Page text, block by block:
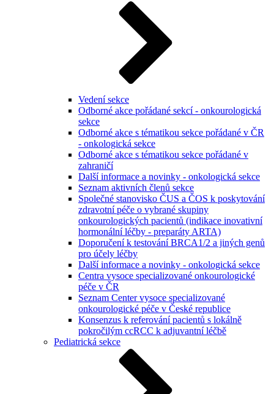
Vedení sekce
Odborné akce pořádané sekcí - onkourologická
sekce
Odborné akce s tématikou sekce pořádané v ČR
- onkologická sekce
Odborné akce s tématikou sekce pořádané v
zahraničí
Další informace a novinky - onkologická sekce
Seznam aktivních členů sekce
Společné stanovisko ČUS a ČOS k poskytování
zdravotní péče o vybrané skupiny
onkourologických pacientů (indikace inovativní
hormonální léčby - preparáty ARTA)
Doporučení k testování BRCA1/2 a jiných genů
pro účely léčby
Další informace a novinky - onkologická sekce
Centra vysoce specializované onkourologické
péče v ČR
Seznam Center vysoce specializované
onkourologické péče v České republice
Konsenzus k referování pacientů s lokálně
pokročilým ccRCC k adjuvantní léčbě
Pediatrická sekce